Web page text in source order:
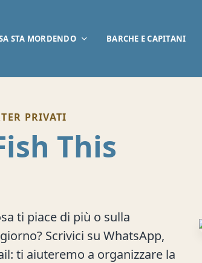
STA MORDENDO BARCHE E CAPITANI
PRIVATI
This
ti piace di più o sulla
Scrivici su WhatsApp,
ti aiuteremo a organizzare la